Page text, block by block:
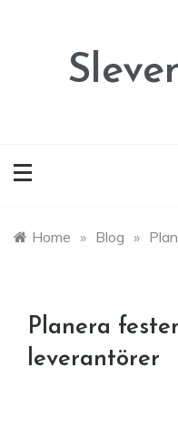
Home » Blog »
Planera
leverantörer